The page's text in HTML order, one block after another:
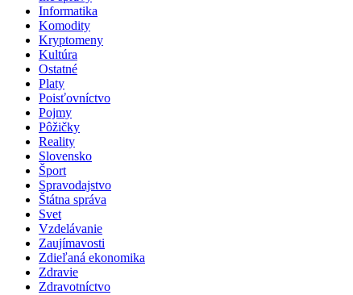
Informatika
Komodity
Kryptomeny
Kultúra
Ostatné
Platy
Poisťovníctvo
Pojmy
Pôžičky
Reality
Slovensko
Šport
Spravodajstvo
Štátna správa
Svet
Vzdelávanie
Zaujímavosti
Zdieľaná ekonomika
Zdravie
Zdravotníctvo